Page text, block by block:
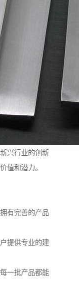
兴行业的创新
值和潜力。
有完善的产品
提供专业的建
一批产品都能